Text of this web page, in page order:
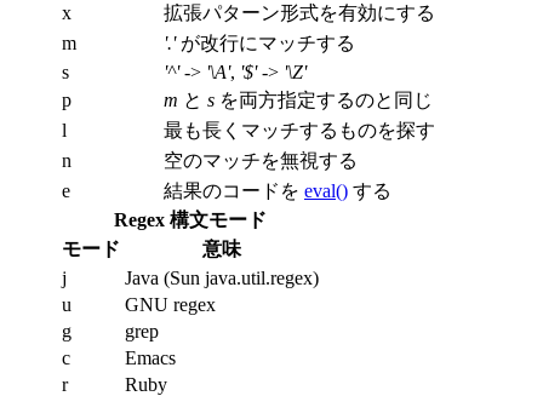
x
拡張パターン形式を有効にする
m
'.'が改行にマッチする
s
'^'-> '\A', '$'-> '\Z'
p
m と s を両方指定するのと同じ
l
最も長くマッチするものを探す
n
空のマッチを無視する
e
結果のコードを eval() する
Regex 構文モード
モード
意味
j
Java (Sun java.util.regex)
u
GNU regex
g
grep
c
Emacs
r
Ruby